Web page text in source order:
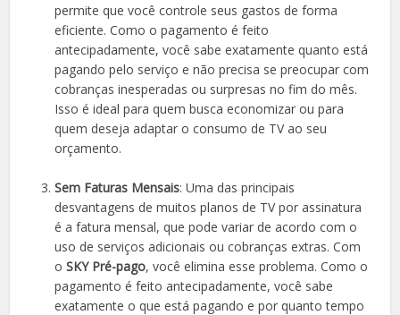
permite que você controle seus gastos de forma
eficiente. Como o pagamento é feito
antecipadamente, você sabe exatamente quanto está
pagando pelo serviço e não precisa se preocupar com
cobranças inesperadas ou surpresas no fim do mês.
Isso é ideal para quem busca economizar ou para
quem deseja adaptar o consumo de TV ao seu
orçamento.
Sem Faturas Mensais: Uma das principais
desvantagens de muitos planos de TV por assinatura
é a fatura mensal, que pode variar de acordo com o
uso de serviços adicionais ou cobranças extras. Com
oSKY Pré-pago, você elimina esse problema. Como o
pagamento é feito antecipadamente, você sabe
exatamente o que está pagando e por quanto tempo